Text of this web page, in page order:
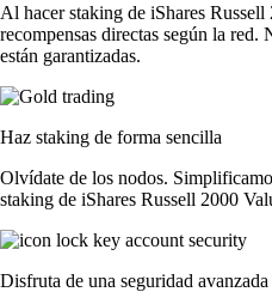
Al hacer staking de iShares
recompensas directas según la red.
están garantizadas.
Haz staking de forma sencilla
Olvídate de los nodos.
staking de iShares Russell 2000
Disfruta de una seguridad avanzada